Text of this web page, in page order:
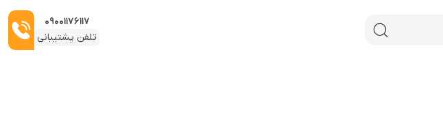
۰۹۰۰۱۱۷۶۱۱۷
تلفن پشتیبانی